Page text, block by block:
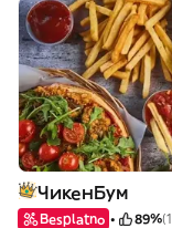
ЧикенБум
Besplatno 89%